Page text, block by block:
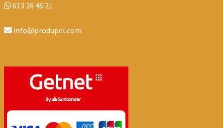
613 26 46 21
info@produpel.com